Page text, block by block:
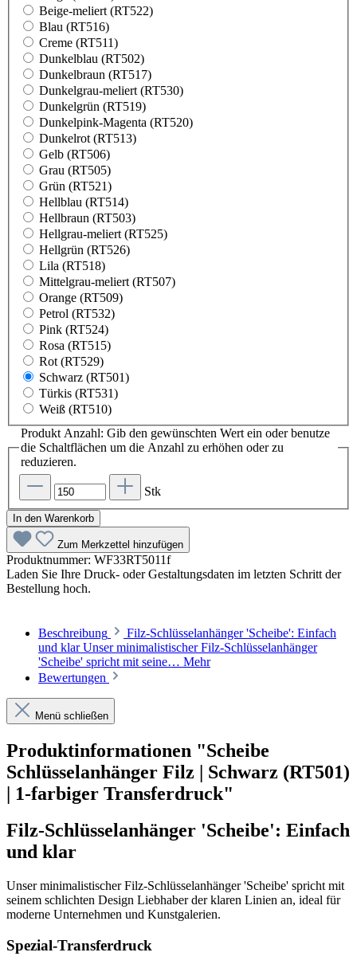
Beige-meliert (RT522)
Blau (RT516)
Creme (RT511)
Dunkelblau (RT502)
Dunkelbraun (RT517)
Dunkelgrau-meliert (RT530)
Dunkelgrün (RT519)
Dunkelpink-Magenta (RT520)
Dunkelrot (RT513)
Gelb (RT506)
Grau (RT505)
Grün (RT521)
Hellblau (RT514)
Hellbraun (RT503)
Hellgrau-meliert (RT525)
Hellgrün (RT526)
Lila (RT518)
Mittelgrau-meliert (RT507)
Orange (RT509)
Petrol (RT532)
Pink (RT524)
Rosa (RT515)
Rot (RT529)
Schwarz (RT501)
Türkis (RT531)
Weiß (RT510)
Produkt Anzahl: Gib den gewünschten Wert ein oder benutze
die Schaltflächen um die Anzahl zu erhöhen oder zu
reduzieren.
Stk
In den Warenkorb
Zum Merkzettel hinzufügen
Produktnummer: WF33RT5011f
Laden Sie Ihre Druck- oder Gestaltungsdaten im letzten Schritt der
Bestellung hoch.
Beschreibung
Filz-Schlüsselanhänger 'Scheibe': Einfach
und klar Unser minimalistischer Filz-Schlüsselanhänger
'Scheibe' spricht mit seine… Mehr
Bewertungen
Menü schließen
Produktinformationen "Scheibe
Schlüsselanhänger Filz | Schwarz (RT501)
| 1-farbiger Transferdruck"
Filz-Schlüsselanhänger 'Scheibe': Einfach
und klar
Unser minimalistischer Filz-Schlüsselanhänger 'Scheibe' spricht mit
seinem schlichten Design Liebhaber der klaren Linien an, ideal für
moderne Unternehmen und Kunstgalerien.
Spezial-Transferdruck